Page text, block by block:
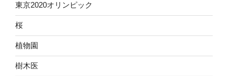
東京2020オリンピック
桜
植物園
樹木医